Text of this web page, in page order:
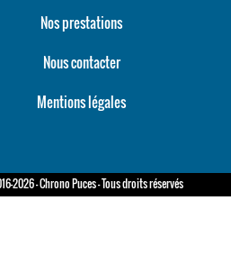
Nos prestations
Nous contacter
Mentions légales
2026 - Chrono Puces - Tous droits réservés